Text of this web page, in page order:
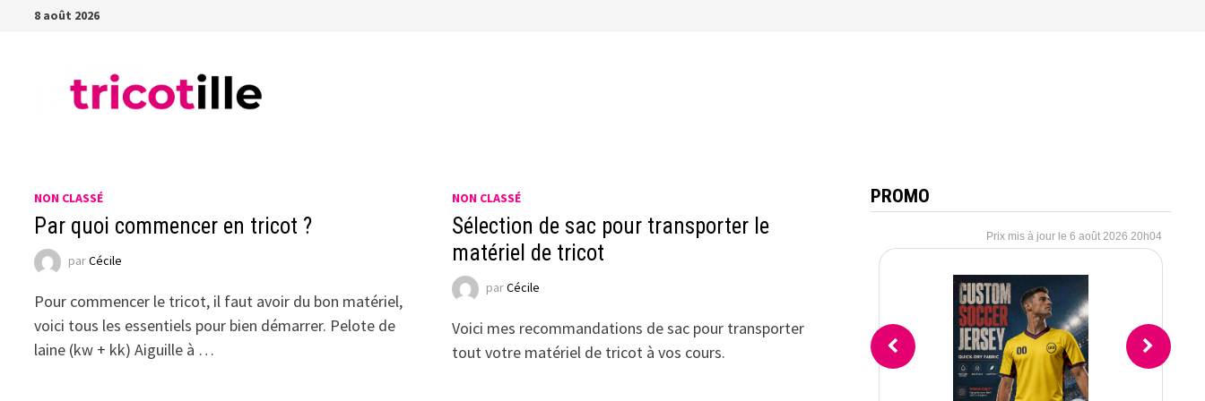
Passer8 août 2026
NON CLASSÉ
Par quoi commencer en tricot ?
parCécile
Pour commencer le tricot, il faut avoir du bon matériel,
voici tous les essentiels pour bien démarrer. Pelote de
laine (kw + kk) Aiguille à …
NON CLASSÉ
Sélection de sac pour transporter le
matériel de tricot
parCécile
Voici mes recommandations de sac pour transporter
tout votre matériel de tricot à vos cours.
PROMO
6 août 2026 20h04